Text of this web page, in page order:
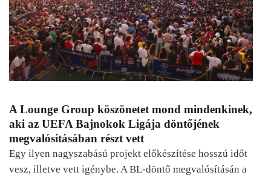
A Lounge Group köszönetet mond mindenkinek,
aki az UEFA Bajnokok Ligája döntőjének
megvalósításában részt vett
Egy ilyen nagyszabású projekt előkészítése hosszú időt
vesz, illetve vett igénybe. A BL-döntő megvalósításán a